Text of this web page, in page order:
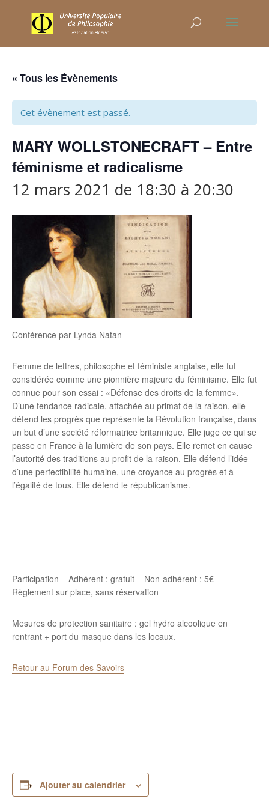
« Tous les Évènements
Cet évènement est passé.
MARY WOLLSTONECRAFT – Entre
féminisme et radicalisme
12 mars 2021 de 18:30 à 20:30
Conférence par Lynda Natan
Femme de lettres, philosophe et féministe anglaise, elle fut
considérée comme une pionnière majeure du féminisme. Elle fut
connue pour son essai : «Défense des droits de la femme».
D’une tendance radicale, attachée au primat de la raison, elle
défend les progrès que représente la Révolution française, dans
un but d’une société réformatrice britannique. Elle juge ce qui se
passe en France à la lumière de son pays. Elle remet en cause
l’autorité des traditions au profit de la raison. Elle défend l’idée
d’une perfectibilité humaine, une croyance au progrès et à
l’égalité de tous. Elle défend le républicanisme.
Participation – Adhérent : gratuit – Non-adhérent : 5€ –
Règlement sur place, sans réservation
Mesures de protection sanitaire : gel hydro alcoolique en
rentrant + port du masque dans les locaux.
Retour au Forum des Savoirs
Ajouter au calendrier